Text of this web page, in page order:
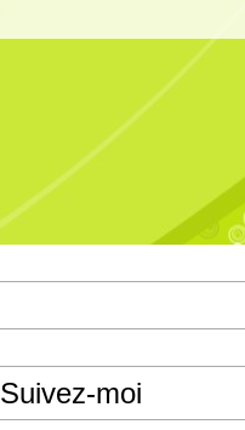
Suivez-moi